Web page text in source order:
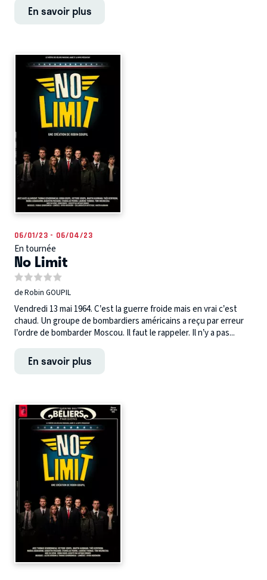
En savoir plus
06/01/23 - 06/04/23
En tournée
No Limit
de Robin GOUPIL
Vendredi 13 mai 1964. C’est la guerre froide mais en vrai c’est
chaud. Un groupe de bombardiers américains a reçu par erreur
l’ordre de bombarder Moscou. Il faut le rappeler. Il n’y a pas...
En savoir plus